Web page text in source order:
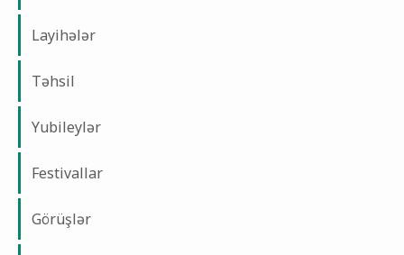
Layihələr
Təhsil
Yubileylər
Festivallar
Görüşlər